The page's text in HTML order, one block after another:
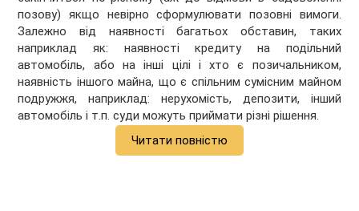
позову) якщо невірно сформулювати позовні вимоги.
Залежно від наявності багатьох обставин, таких
наприклад як: наявності кредиту на подільний
автомобіль, або на інші цілі і хто є позичальником,
наявність іншого майна, що є спільним сумісним майном
подружжя, наприклад: нерухомість, депозити, інший
автомобіль і т.п. суди можуть приймати різні рішення.
Читати повністю